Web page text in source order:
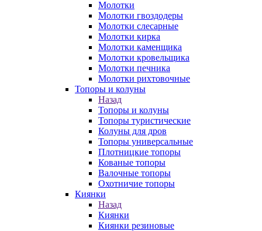
Молотки
Молотки гвоздодеры
Молотки слесарные
Молотки кирка
Молотки каменщика
Молотки кровельщика
Молотки печника
Молотки рихтовочные
Топоры и колуны
Назад
Топоры и колуны
Топоры туристические
Колуны для дров
Топоры универсальные
Плотницкие топоры
Кованые топоры
Валочные топоры
Охотничие топоры
Киянки
Назад
Киянки
Киянки резиновые